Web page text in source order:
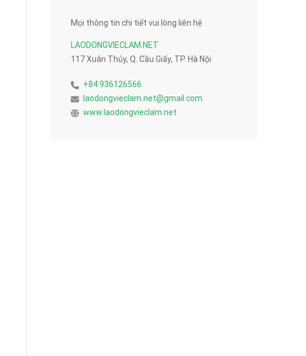
Mọi thông tin chi tiết vui lòng liên hệ
LAODONGVIECLAM.NET
117 Xuân Thủy, Q. Cầu Giấy, TP. Hà Nội
+84 936126566
laodongvieclam.net@gmail.com
www.laodongvieclam.net